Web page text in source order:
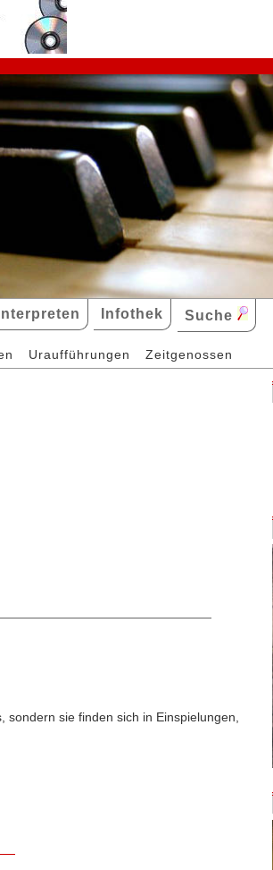
Interpreten Infothek Suche
Uraufführungen Zeitgenossen
sie finden sich in Einspielungen,